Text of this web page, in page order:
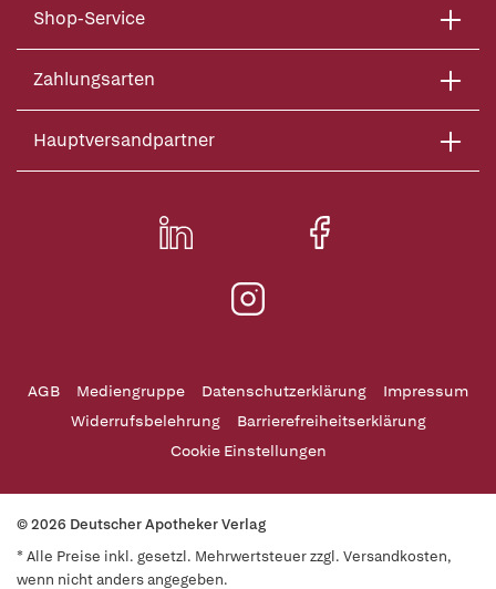
Shop-Service
Zahlungsarten
Hauptversandpartner
AGB Mediengruppe Datenschutzerklärung
Impressum
Widerrufsbelehrung
Barrierefreiheitserklärung
Cookie Einstellungen
© 2026 Deutscher Apotheker Verlag
* Alle Preise inkl. gesetzl. Mehrwertsteuer zzgl. Versandkosten,
wenn nicht anders angegeben.